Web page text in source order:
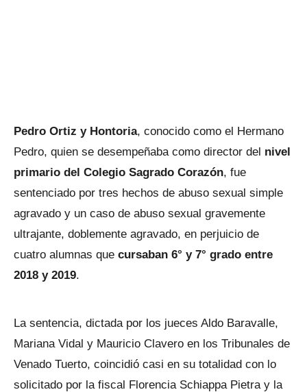
Pedro Ortiz y Hontoria, conocido como el Hermano
Pedro, quien se desempeñaba como director del nivel
primario del Colegio Sagrado Corazón, fue
sentenciado por tres hechos de abuso sexual simple
agravado y un caso de abuso sexual gravemente
ultrajante, doblemente agravado, en perjuicio de
cuatro alumnas que cursaban 6° y 7° grado entre
2018 y 2019.
La sentencia, dictada por los jueces Aldo Baravalle,
Mariana Vidal y Mauricio Clavero en los Tribunales de
Venado Tuerto, coincidió casi en su totalidad con lo
solicitado por la fiscal Florencia Schiappa Pietra y la